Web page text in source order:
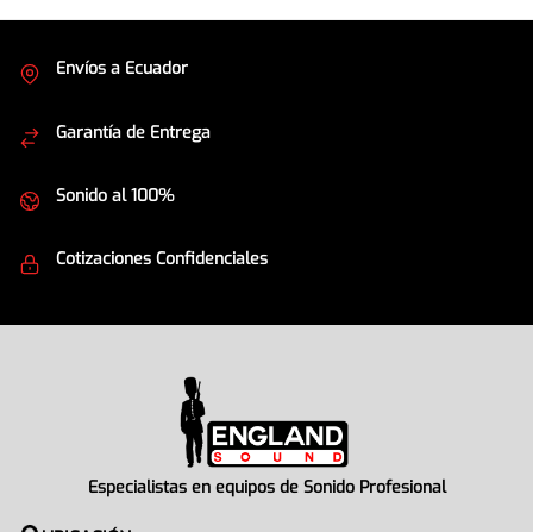
Envíos a Ecuador
Garantía de Entrega
Sonido al 100%
Cotizaciones Confidenciales
Especialistas en equipos de Sonido Profesional